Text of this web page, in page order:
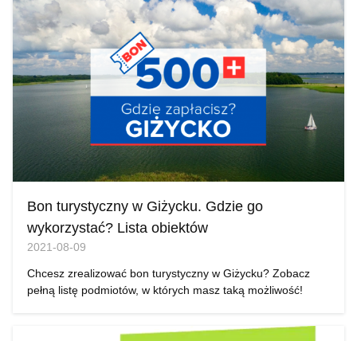
Bon turystyczny w Giżycku. Gdzie go
wykorzystać? Lista obiektów
2021-08-09
Chcesz zrealizować bon turystyczny w Giżycku? Zobacz
pełną listę podmiotów, w których masz taką możliwość!